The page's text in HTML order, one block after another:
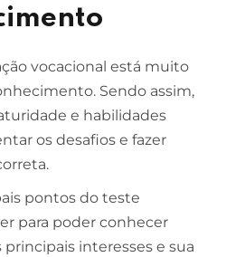
vocacional está muito
Sendo assim,
e habilidades
os desafios e fazer
pontos do teste
para poder conhecer
principais interesses e sua